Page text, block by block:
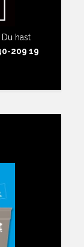
Du hast
209 19